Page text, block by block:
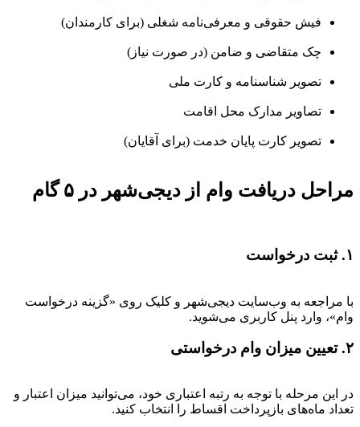
فیش حقوقی و معرفی‌نامه شغلی (برای کارمندان)
چک متقاضی و ضامن (در صورت نیاز)
تصویر شناسنامه و کارت ملی
تصاویر مدارک محل اقامت
تصویر کارت پایان خدمت (برای آقایان)
مراحل دریافت وام از دیجی‌شهر در ۵ گام
۱. ثبت درخواست
با مراجعه به وب‌سایت دیجی‌شهر و کلیک روی «گزینه درخواست
وام»، وارد پنل کاربری می‌شوید.
۲. تعیین میزان وام درخواستی
در این مرحله با توجه به رتبه اعتباری خود، می‌توانید میزان اعتبار و
تعداد ماه‌های بازپرداخت اقساط را انتخاب کنید.